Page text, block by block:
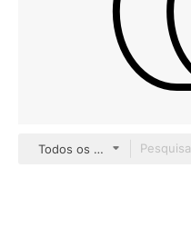
Todos os estilos